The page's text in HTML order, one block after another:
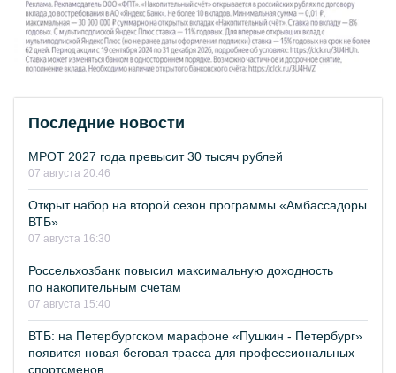
Последние новости
МРОТ 2027 года превысит 30 тысяч рублей
07 августа 20:46
Открыт набор на второй сезон программы «Амбассадоры
ВТБ»
07 августа 16:30
Россельхозбанк повысил максимальную доходность
по накопительным счетам
07 августа 15:40
ВТБ: на Петербургском марафоне «Пушкин - Петербург»
появится новая беговая трасса для профессиональных
спортсменов